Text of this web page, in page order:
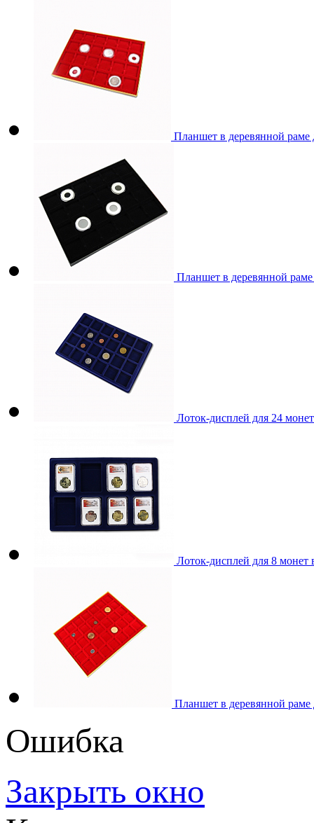
Планшет в деревянной
Планшет в деревянной
Лоток-дисплей для 24
Лоток-дисплей для 8
Планшет в деревянной
Ошибка
Закрыть окно